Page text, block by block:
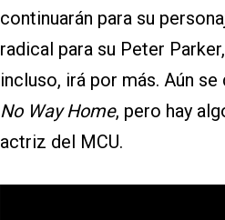
continuarán para su
radical para su Peter
incluso, irá por más. Aún
No Way Home, pero hay
actriz del MCU.